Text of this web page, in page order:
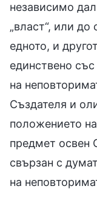
независимо
„власт“, или до
едното, и
единствено
на
Създателя и
положението
предмет освен
свързан с
на